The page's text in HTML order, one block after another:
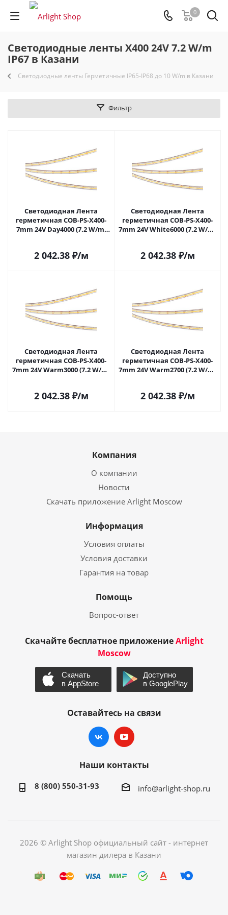
0
Светодиодные ленты X400 24V 7.2 W/m
IP67 в Казани
Светодиодные ленты Герметичные IP65-IP68 до 10 W/m в Казани
Фильтр
Светодиодная Лента
герметичная COB-PS-X400-
7mm 24V Day4000 (7.2 W/m,
2 042.38₽/м
Светодиодная Лента
герметичная COB-PS-X400-
7mm 24V White6000 (7.2 W/m,
2 042.38₽/м
Светодиодная Лента
герметичная COB-PS-X400-
7mm 24V Warm3000 (7.2 W/m,
2 042.38₽/м
Светодиодная Лента
герметичная COB-PS-X400-
7mm 24V Warm2700 (7.2 W/m,
2 042.38₽/м
Компания
О компании
Новости
Скачать приложение Arlight Moscow
Информация
Условия оплаты
Условия доставки
Гарантия на товар
Помощь
Вопрос-ответ
Скачайте бесплатное приложениеArlight
Moscow
Оставайтесь на связи
Наши контакты
8 (800) 550-31-93 info@arlight-shop.ru
2026 © Arlight Shop официальный сайт - интернет
магазин дилера в Казани